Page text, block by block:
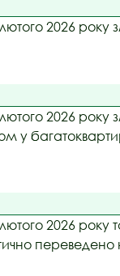
2026 року
2026 року
у
2026 року
переведено